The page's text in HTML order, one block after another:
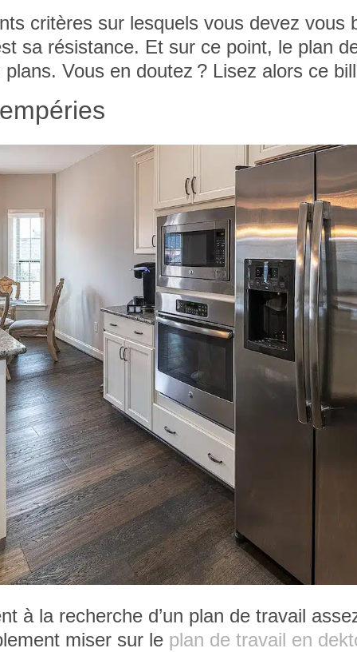
critères sur lesquels vous devez vous
sa résistance. Et sur ce point, le plan
plans. Vous en doutez ? Lisez alors ce
à la recherche d’un plan de travail
miser sur le plan de travail en